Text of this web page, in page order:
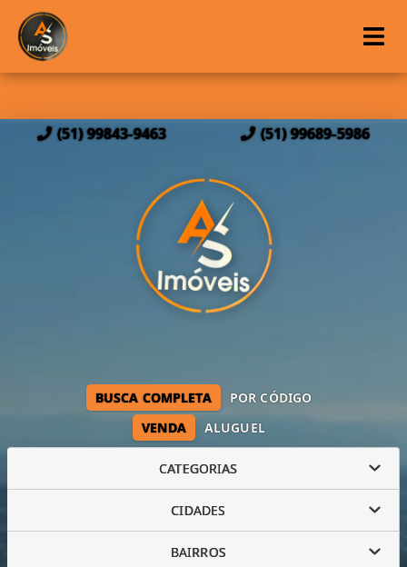
(51) 99843-9463 (51) 99689-5986
VENDA ALUGUEL
BUSCA COMPLETA POR CÓDIGO
CATEGORIAS
CIDADES
BAIRROS